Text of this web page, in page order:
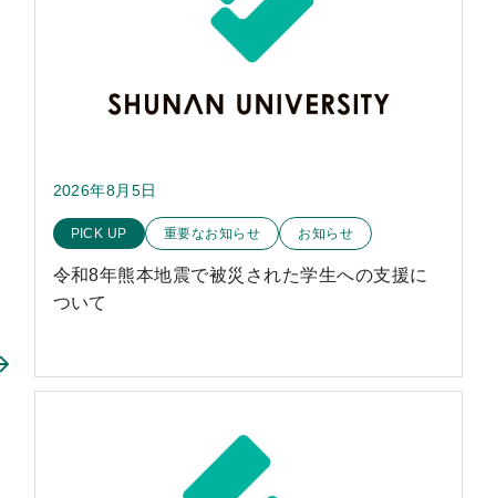
2026年8月5日
このお知らせのカテゴリー
PICK UP 重要なお知らせ お知らせ
令和8年熊本地震で被災された学生への支援に
ついて